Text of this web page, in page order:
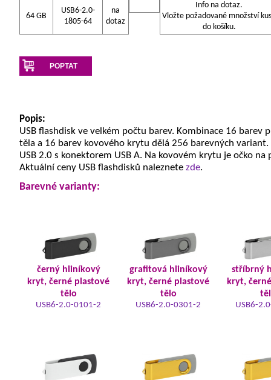
64 GB
USB6-2.0-
1805-64
na
dotaz
Info na dotaz.
Vložte požadované množství
do košíku.
POPTAT
Popis:
USB flashdisk ve velkém počtu barev. Kombinace 16 barev
těla a 16 barev kovového krytu dělá 256 barevných variant.
USB 2.0 s konektorem USB A. Na kovovém krytu je očko na
Aktuální ceny USB flashdisků naleznete zde.
Barevné varianty:
černý hliníkový
kryt, černé plastové
tělo
USB6-2.0-0101-2
grafitová hliníkový
kryt, černé plastové
tělo
USB6-2.0-0301-2
stříbrný
kryt,
USB6-